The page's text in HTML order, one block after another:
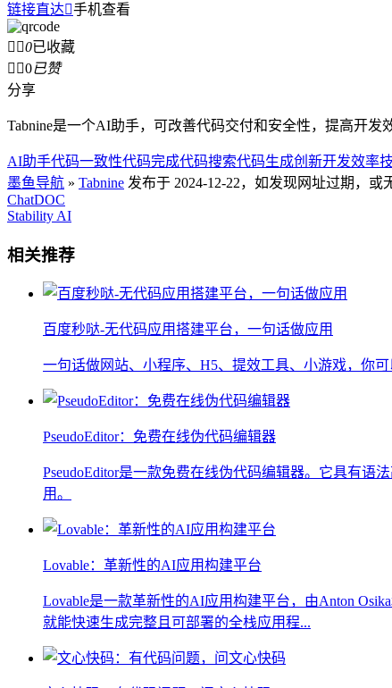
链接直达手机查看
 0已收藏
 0已赞
分享
Tabnine是一个AI助手，可改善代码交付和安全性，提高开发
AI助手代码一致性代码完成代码搜索代码生成创新开发效率
墨鱼导航 » Tabnine 发布于 2024-12-22，如发现网址过期，或
ChatDOC
Stability AI
相关推荐
百度秒哒-无代码应用搭建平台，一句话做应用
一句话做网站、小程序、H5、提效工具、小游戏，你
PseudoEditor：免费在线伪代码编辑器
PseudoEditor是一款免费在线伪代码编辑器。它具有
用。
Lovable：革新性的AI应用构建平台
Lovable是一款革新性的AI应用构建平台，由Anton
就能快速生成完整且可部署的全栈应用程...